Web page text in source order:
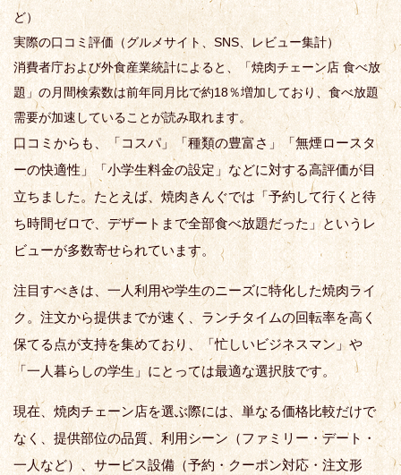
ど）
実際の口コミ評価（グルメサイト、SNS、レビュー集計）
消費者庁および外食産業統計によると、「焼肉チェーン店 食べ放
題」の月間検索数は前年同月比で約18％増加しており、食べ放題
需要が加速していることが読み取れます。
口コミからも、「コスパ」「種類の豊富さ」「無煙ロースタ
ーの快適性」「小学生料金の設定」などに対する高評価が目
立ちました。たとえば、焼肉きんぐでは「予約して行くと待
ち時間ゼロで、デザートまで全部食べ放題だった」というレ
ビューが多数寄せられています。
注目すべきは、一人利用や学生のニーズに特化した焼肉ライ
ク。注文から提供までが速く、ランチタイムの回転率を高く
保てる点が支持を集めており、「忙しいビジネスマン」や
「一人暮らしの学生」にとっては最適な選択肢です。
現在、焼肉チェーン店を選ぶ際には、単なる価格比較だけで
なく、提供部位の品質、利用シーン（ファミリー・デート・
一人など）、サービス設備（予約・クーポン対応・注文形